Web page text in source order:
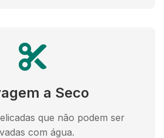
a Seco
que não podem ser
com água.